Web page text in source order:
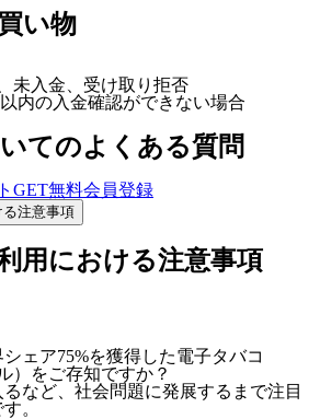
い物
未入金、受け取り拒否
内の入金確認ができない場合
てのよくある質問
GET無料会員登録
る注意事項
用における注意事項
ェア75%を獲得した電子タバコ
）をご存知ですか？
など、社会問題に発展するまで注目
。